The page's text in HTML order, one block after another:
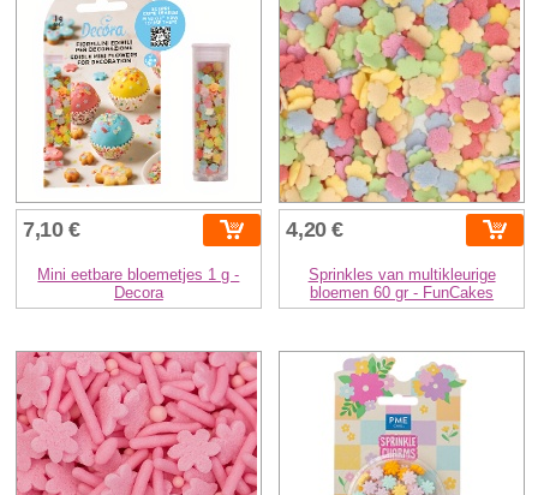
7,10 €
Mini eetbare bloemetjes 1 g -
Decora
4,20 €
Sprinkles van multikleurige
bloemen 60 gr - FunCakes